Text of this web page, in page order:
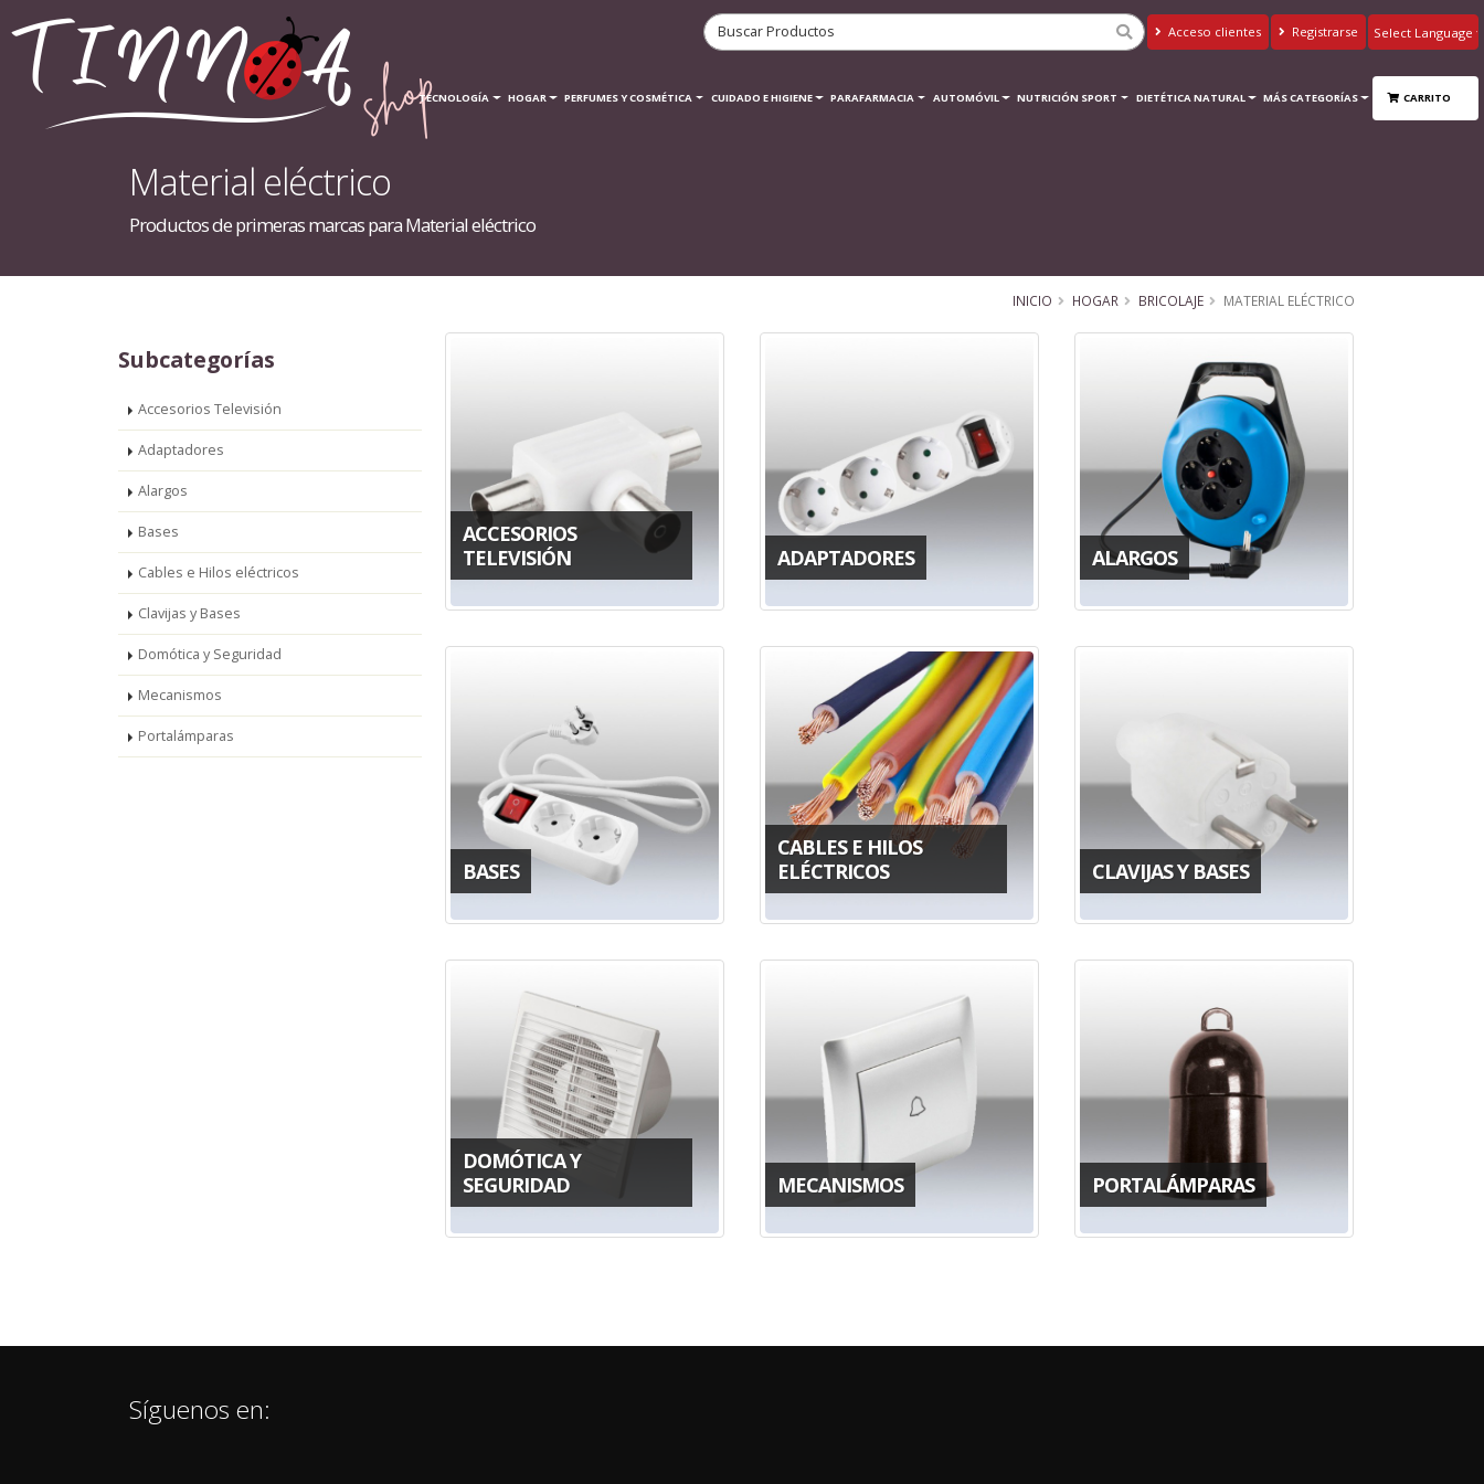
Acceso clientes Registrarse
Translate
INICIO TECNOLOGÍA HOGAR PERFUMES Y COSMÉTICA CUIDADO E HIGIENE PARAFARMACIA AUTOMÓVIL NUTRICIÓN SPORT DIETÉTICA NATURAL MÁS CATEGORÍAS CARRITO
Material eléctrico
Productos de primeras marcas para Material eléctrico
INICIO HOGAR BRICOLAJE MATERIAL ELÉCTRICO
Subcategorías
Accesorios Televisión
Adaptadores
Alargos
Bases
Cables e Hilos eléctricos
Clavijas y Bases
Domótica y Seguridad
Mecanismos
Portalámparas
ACCESORIOS
TELEVISIÓN
ADAPTADORES ALARGOS
BASES
CABLES E HILOS
ELÉCTRICOS
CLAVIJAS Y BASES
DOMÓTICA Y
SEGURIDAD
MECANISMOS PORTALÁMPARAS
Síguenos en: